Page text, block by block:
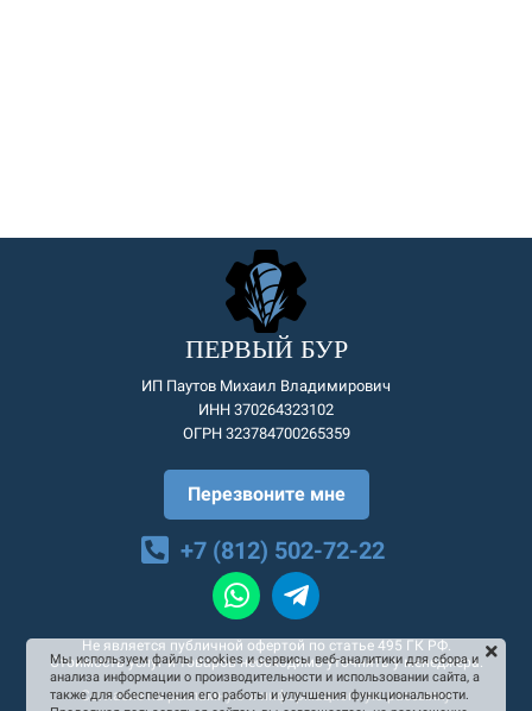
ПЕРВЫЙ БУР
ИП Паутов Михаил Владимирович
ИНН 370264323102
ОГРН 323784700265359
Перезвоните мне
+7 (812) 502-72-22
Не является публичной офертой по статье 495 ГК РФ.
Стоимость услуг и товаров необходимо уточнять у менеджера.
Согласие на рекламную и информационную рассылку
Мы используем файлы cookies и сервисы веб-аналитики для сбора и
анализа информации о производительности и использовании сайта, а
также для обеспечения его работы и улучшения функциональности.